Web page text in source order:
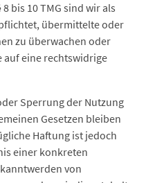
bis 10 TMG sind wir als
übermittelte oder
zu überwachen oder
auf eine rechtswidrige
Sperrung der Nutzung
Gesetzen bleiben
Haftung ist jedoch
einer konkreten
von